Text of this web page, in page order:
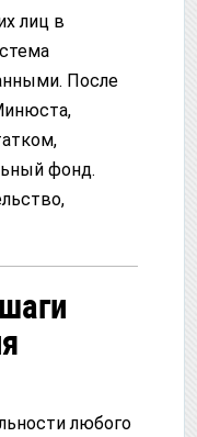
лиц в
После
фонд.
любого